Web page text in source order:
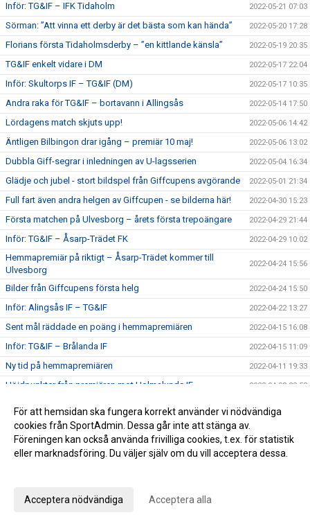
Inför: TG&IF – IFK Tidaholm 2022-05-21 07:03
Sörman: ”Att vinna ett derby är det bästa som kan hända” 2022-05-20 17:28
Florians första Tidaholmsderby – ”en kittlande känsla” 2022-05-19 20:35
TG&IF enkelt vidare i DM 2022-05-17 22:04
Inför: Skultorps IF – TG&IF (DM) 2022-05-17 10:35
Andra raka för TG&IF – bortavann i Allingsås 2022-05-14 17:50
Lördagens match skjuts upp! 2022-05-06 14:42
Äntligen Bilbingon drar igång – premiär 10 maj! 2022-05-06 13:02
Dubbla Giff-segrar i inledningen av U-lagsserien 2022-05-04 16:34
Glädje och jubel - stort bildspel från Giffcupens avgörande 2022-05-01 21:34
Full fart även andra helgen av Giffcupen - se bilderna här! 2022-04-30 15:23
Första matchen på Ulvesborg – årets första trepoängare 2022-04-29 21:44
Inför: TG&IF – Åsarp-Trädet FK 2022-04-29 10:02
Hemmapremiär på riktigt – Åsarp-Trädet kommer till
Ulvesborg
2022-04-24 15:56
Bilder från Giffcupens första helg 2022-04-24 15:50
Inför: Alingsås IF – TG&IF 2022-04-22 13:27
Sent mål räddade en poäng i hemmapremiären 2022-04-15 16:08
Inför: TG&IF – Brålanda IF 2022-04-15 11:09
Ny tid på hemmapremiären 2022-04-11 19:33
Höjdpunkter från premiären mot Holmalunds IF 2022-04-08 22:53
TG&IF flyttar fram första Giffcupen-helgen
Än finns chans att köpa Vårtips 2022-04-04 19:08
Bra årspremiär av juniorlaget mot Folkabo
För att hemsidan ska fungera korrekt använder vi nödvändiga
cookies från SportAdmin. Dessa går inte att stänga av.
Föreningen kan också använda frivilliga cookies, t.ex. för statistik
eller marknadsföring. Du väljer själv om du vill acceptera dessa.
Acceptera nödvändiga Acceptera alla